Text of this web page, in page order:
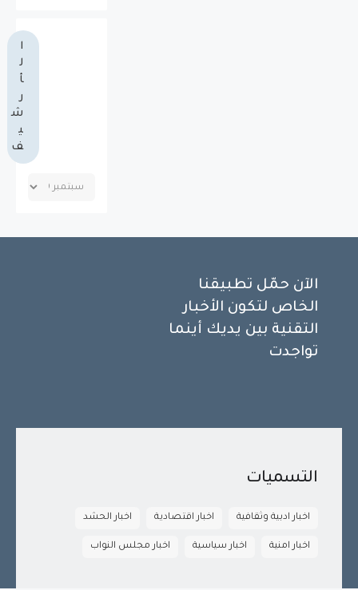
ا
ل
أ
ر
ش
ي
ف
الآن حمّل تطبيقنا
الخاص لتكون الأخبار
التقنية بين يديك أينما
تواجدت
التسميات
اخبار ادبية وثقافية اخبار اقتصادية اخبار الحشد
اخبار امنية اخبار سياسية اخبار مجلس النواب